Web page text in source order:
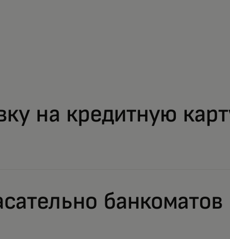
на кредитную
банкоматов